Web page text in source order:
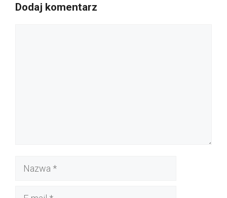
Dodaj komentarz
Nazwa